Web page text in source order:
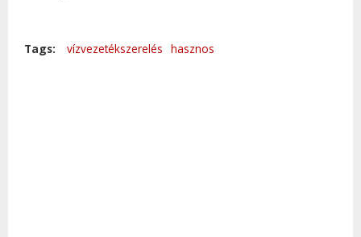
Tags: vízvezetékszerelés hasznos